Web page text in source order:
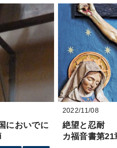
においでに
2022/11/08
絶望と忍耐
カ福音書第21